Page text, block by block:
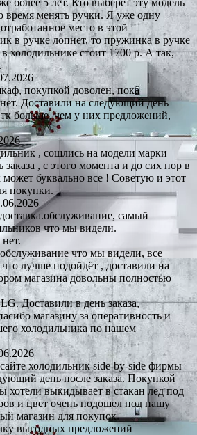
время менять ручки. Я уже одну
место в этой
в ручке лопнет, то пружинка в ручке
холодильнике стоит 1700 р. А так,
покупкой доволен, пока
Доставили на следующий день
больше, чем у них предложений,
, сошлись на модели марки
, с этого момента и до сих пор в
может буквально все ! Советую и этот
покупки.
самый
что мы видели.
что мы видели, все
лучше подойдёт , доставили на
магазина довольны полностью
Доставили в день заказа,
магазину за оперативность и
холодильника по нашем
холодильник side-by-side фирмы
день после заказа. Покупкой
хотели выкидывает в стакан лед под
и цвет очень подошел под нашу
магазин для покупок.
выгодных предложений